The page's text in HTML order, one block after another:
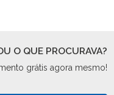
O QUE PROCURAVA?
grátis agora mesmo!